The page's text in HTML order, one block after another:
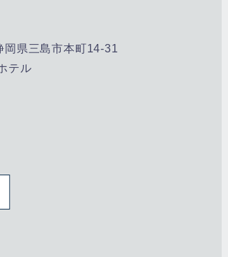
岡県三島市本町14-31
テル